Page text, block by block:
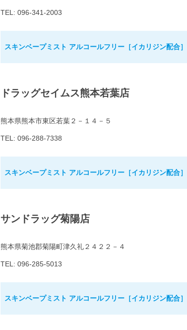
TEL: 096-341-2003
スキンベープミスト アルコールフリー［イカリジン配合
ドラッグセイムス熊本若葉店
熊本県熊本市東区若葉２－１４－５
TEL: 096-288-7338
スキンベープミスト アルコールフリー［イカリジン配合
サンドラッグ菊陽店
熊本県菊池郡菊陽町津久礼２４２２－４
TEL: 096-285-5013
スキンベープミスト アルコールフリー［イカリジン配合